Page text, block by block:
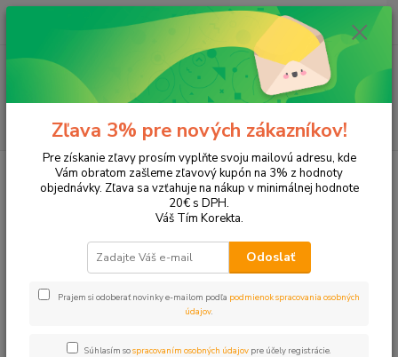
Hľadať
ks
za 0,00 EUR
Tonery a náplne do tlačiarní Canon MX300
Upresniť parametre
Najdrahšie
Zobrazujem 1-3 z 3
Zľava 3% pre nových zákazníkov!
Pre získanie zľavy prosím vyplňte svoju mailovú adresu, kde
Vám obratom zašleme zľavový kupón na 3% z hodnoty
objednávky. Zľava sa vzťahuje na nákup v minimálnej hodnote
20€ s DPH.
Váš Tím Korekta.
Odoslať
Prajem si odoberať novinky e-mailom podľa podmienok spracovania osobných
údajov.
Súhlasím sospracovaním osobných údajov pre účely registrácie.